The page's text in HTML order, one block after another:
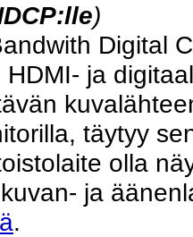
)
Digital
ja
täytyy
olla
ja
.